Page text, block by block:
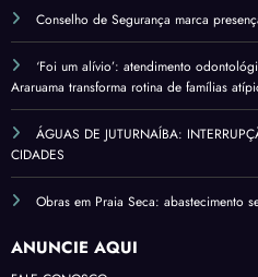
Conselho de Segurança marca
‘Foi um alívio’: atendimento
Araruama transforma rotina de famílias
ÁGUAS DE JUTURNAÍBA:
CIDADES
Obras em Praia Seca: abastecimento
ANUNCIE AQUI